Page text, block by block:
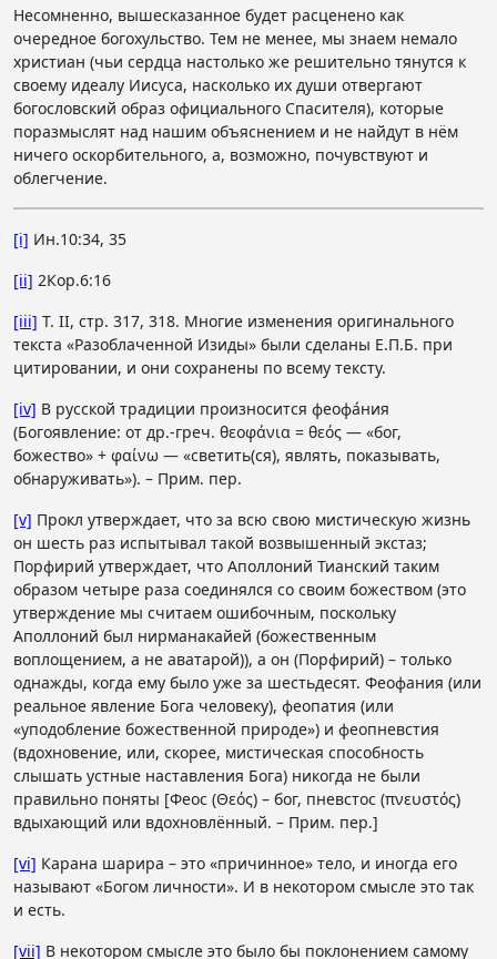
Несомненно, вышесказанное будет расценено как
очередное богохульство. Тем не менее, мы знаем немало
христиан (чьи сердца настолько же решительно тянутся к
своему идеалу Иисуса, насколько их души отвергают
богословский образ официального Спасителя), которые
поразмыслят над нашим объяснением и не найдут в нём
ничего оскорбительного, а, возможно, почувствуют и
облегчение.
[i] Ин.10:34, 35
[ii] 2Кор.6:16
[iii] Т. II, стр. 317, 318. Многие изменения оригинального
текста «Разоблаченной Изиды» были сделаны Е.П.Б. при
цитировании, и они сохранены по всему тексту.
[iv] В русской традиции произносится феофа́ния
(Богоявление: от др.-греч. θεοφάνια = θεός — «бог,
божество» + φαίνω — «светить(ся), являть, показывать,
обнаруживать»). – Прим. пер.
[v] Прокл утверждает, что за всю свою мистическую жизнь
он шесть раз испытывал такой возвышенный экстаз;
Порфирий утверждает, что Аполлоний Тианский таким
образом четыре раза соединялся со своим божеством (это
утверждение мы считаем ошибочным, поскольку
Аполлоний был нирманакайей (божественным
воплощением, а не аватарой)), а он (Порфирий) – только
однажды, когда ему было уже за шестьдесят. Феофания (или
реальное явление Бога человеку), феопатия (или
«уподобление божественной природе») и феопневстия
(вдохновение, или, скорее, мистическая способность
слышать устные наставления Бога) никогда не были
правильно поняты [Феос (Θεός) – бог, пневстос (πνευστός)
вдыхающий или вдохновлённый. – Прим. пер.]
[vi] Карана шарира – это «причинное» тело, и иногда его
называют «Богом личности». И в некотором смысле это так
и есть.
[vii] В некотором смысле это было бы поклонением самому